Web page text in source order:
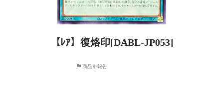
【ﾚｱ】復烙印[DABL-JP053]
商品を報告